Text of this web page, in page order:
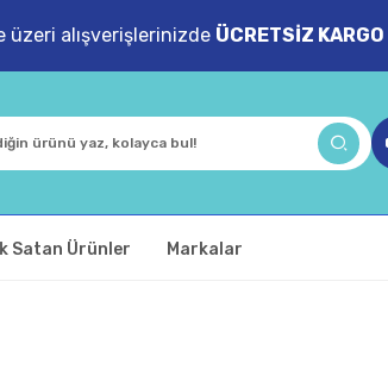
üzeri alışverişlerinizde ÜCRETSİZ KARGO
Satan Ürünler Markalar